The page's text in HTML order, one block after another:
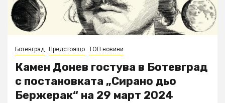
Ботевград Предстоящо ТОП новини
Камен Донев гостува в Ботевград
с постановката „Сирано дьо
Бержерак“ на 29 март 2024